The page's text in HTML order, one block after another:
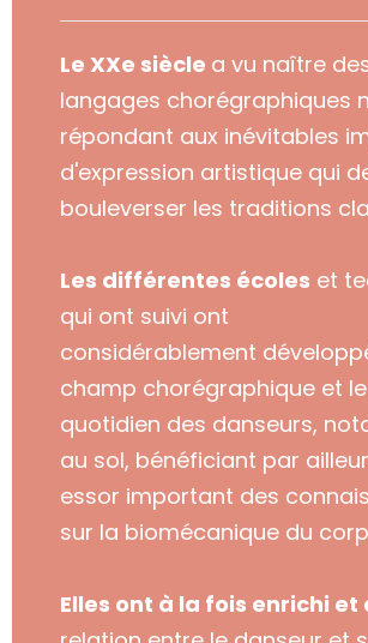
Le XXe siècle a vu naître
langages chorégraphiques
répondant aux inévitables
d'expression artistique qui
bouleverser les traditions
Les différentes écoles et
qui ont suivi ont
considérablement
champ chorégraphique et
quotidien des danseurs,
au sol, bénéficiant par
essor important des
sur la biomécanique du
Elles ont à la fois enrichi